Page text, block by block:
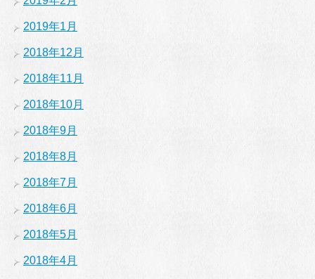
2019年1月
2018年12月
2018年11月
2018年10月
2018年9月
2018年8月
2018年7月
2018年6月
2018年5月
2018年4月